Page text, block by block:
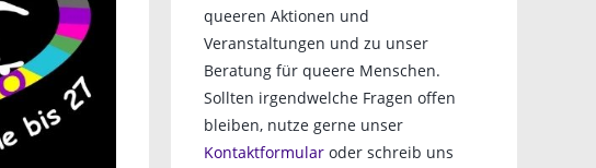
queeren Aktionen und
Veranstaltungen und zu unser
Beratung für queere Menschen.
Sollten irgendwelche Fragen offen
bleiben, nutze gerne unser
Kontaktformular oder schreib uns